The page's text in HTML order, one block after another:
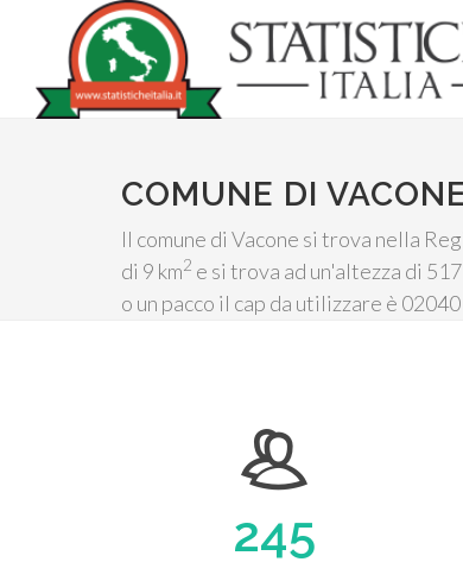
COMUNE DI
Il comune di Vacone si trova nella
di 9 km2 e si trova ad un'altezza di
o un pacco il cap da utilizzare è
245